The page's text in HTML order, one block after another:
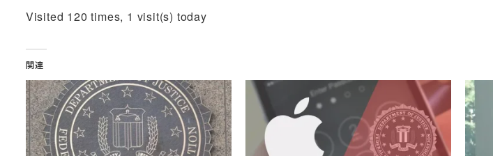
Visited 120 times, 1 visit(s) today
関連